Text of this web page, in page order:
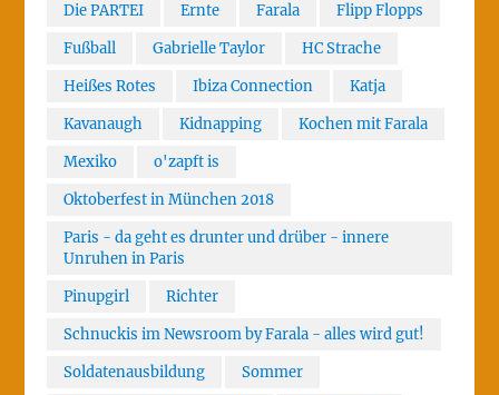
Die PARTEI Ernte Farala
Flipp Flopps
Fußball
Gabrielle Taylor
HC Strache
Heißes Rotes
Ibiza Connection
Katja
Kavanaugh
Kidnapping
Kochen mit Farala
Mexiko
o'zapft is
Oktoberfest in München 2018
Paris - da geht es drunter und drüber - innere
Unruhen in Paris
Pinupgirl
Richter
Schnuckis im Newsroom by Farala - alles wird gut!
Soldatenausbildung
Sommer